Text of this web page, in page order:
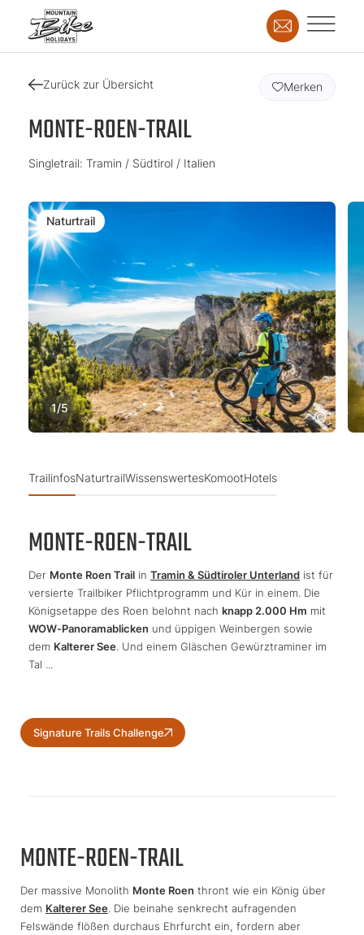
Zurück zur Übersicht
MONTE-ROEN-TRAIL
Singletrail: Tramin / Südtirol / Italien
Merken
Naturtrail
1/5
TrailinfosNaturtrailWissenswertesKomootHotels
MONTE-ROEN-TRAIL
Der Monte Roen Trail in Tramin & Südtiroler Unterland ist für
versierte Trailbiker Pflichtprogramm und Kür in einem. Die
Königsetappe des Roen belohnt nach knapp 2.000 Hm mit
WOW-Panoramablicken und üppigen Weinbergen sowie
dem Kalterer See. Und einem Gläschen Gewürztraminer im
Tal ...
Signature Trails Challenge
MONTE-ROEN-TRAIL
Der massive Monolith Monte Roen thront wie ein König über
dem Kalterer See. Die beinahe senkrecht aufragenden
Felswände flößen durchaus Ehrfurcht ein, fordern aber